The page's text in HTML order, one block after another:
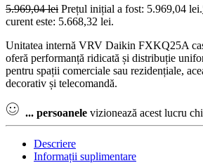
5.969,04lei Prețul inițial a fost: 5.969,04 lei.
curent este: 5.668,32 lei.
Unitatea internă VRV Daikin FXKQ25A
oferă performanță ridicată și distribuție
pentru spații comerciale sau rezidențiale,
decorativ și telecomandă.
... persoanele vizionează acest lucru
Descriere
Informații suplimentare